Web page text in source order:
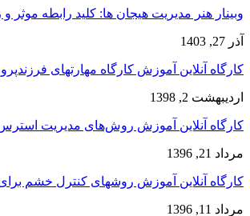
وبینار هنر مدیریت هیجان ها: کلید رابطه موثر و
آذر 27, 1403
کارگاه آنلاین آموزش کارگاه مهارتهای
اردیبهشت 2, 1398
کارگاه آنلاین آموزش روش‌های مدیریت
مرداد 21, 1396
کارگاه آنلاین آموزش روشهای کنترل خشم
مرداد 11, 1396